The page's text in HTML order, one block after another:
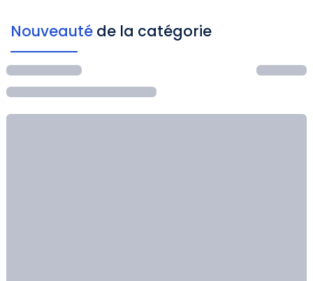
Nouveauté de la catégorie